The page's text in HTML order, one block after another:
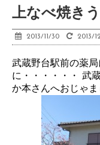
上なべ焼き
2013/11/30 2013/
武蔵野台駅前の薬
に・・・・・・
か本さんへおじゃ